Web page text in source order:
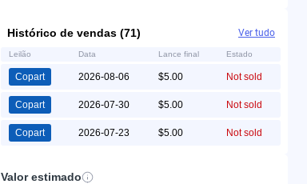
Histórico de vendas (71) Ver tudo
Leilão Data Lance final Estado
Copart 2026-08-06 $5.00 Not sold
Copart 2026-07-30 $5.00 Not sold
Copart 2026-07-23 $5.00 Not sold
Valor estimado